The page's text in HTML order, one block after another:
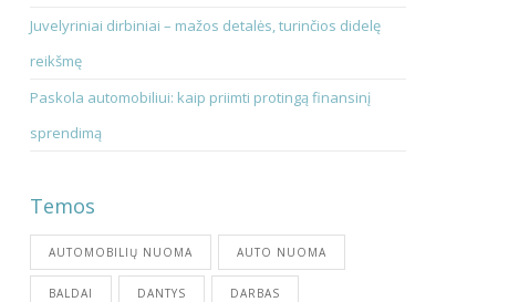
Juvelyriniai dirbiniai – mažos detalės, turinčios didelę
reikšmę
Paskola automobiliui: kaip priimti protingą finansinį
sprendimą
Temos
AUTOMOBILIŲ NUOMA AUTO NUOMA
BALDAI DANTYS DARBAS